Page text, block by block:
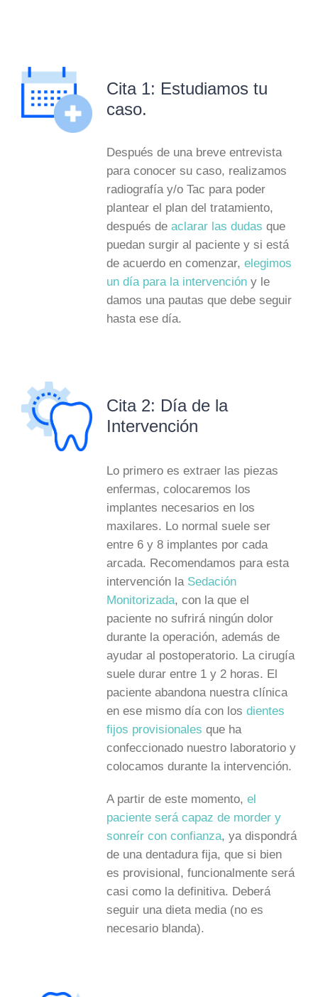
Cita 1: Estudiamos tu
caso.
Después de una breve entrevista
para conocer su caso, realizamos
radiografía y/o Tac para poder
plantear el plan del tratamiento,
después de aclarar las dudas que
puedan surgir al paciente y si está
de acuerdo en comenzar, elegimos
un día para la intervencióny le
damos una pautas que debe seguir
hasta ese día.
Cita 2: Día de la
Intervención
Lo primero es extraer las piezas
enfermas, colocaremos los
implantes necesarios en los
maxilares. Lo normal suele ser
entre 6 y 8 implantes por cada
arcada. Recomendamos para esta
intervención la Sedación
Monitorizada, con la que el
paciente no sufrirá ningún dolor
durante la operación, además de
ayudar al postoperatorio. La cirugía
suele durar entre 1 y 2 horas. El
paciente abandona nuestra clínica
en ese mismo día con los dientes
fijos provisionales que ha
confeccionado nuestro laboratorio y
colocamos durante la intervención.
A partir de este momento, el
paciente será capaz de morder y
sonreír con confianza, ya dispondrá
de una dentadura fija, que si bien
es provisional, funcionalmente será
casi como la definitiva. Deberá
seguir una dieta media (no es
necesario blanda).